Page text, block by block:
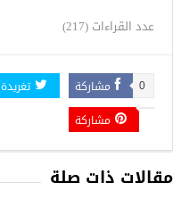
عدد القراءات (217)
مشاركة 0 تغريدة
مشاركة
مقالات ذات صلة